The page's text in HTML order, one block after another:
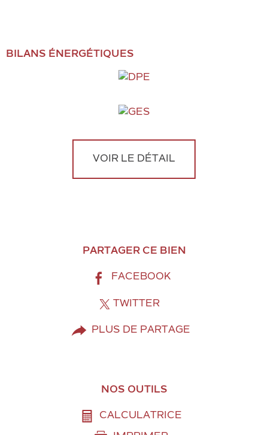
BILANS ÉNERGÉTIQUES
VOIR LE DÉTAIL
PARTAGER CE BIEN
FACEBOOK
TWITTER
PLUS DE PARTAGE
NOS OUTILS
CALCULATRICE